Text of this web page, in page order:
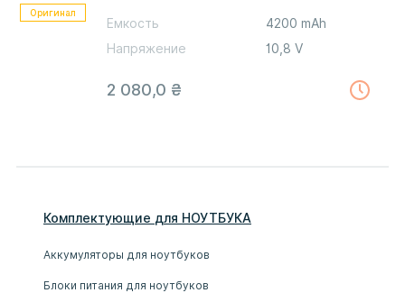
Оригинал
Емкость
4200 mAh
Напряжение
10,8 V
2 080,0 ₴
Комплектующие для НОУТБУКА
Аккумуляторы для ноутбуков
Блоки питания для ноутбуков